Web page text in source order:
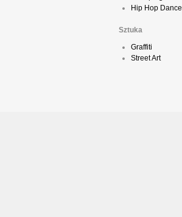
Hip Hop Dance
Sztuka
Graffiti
Street Art